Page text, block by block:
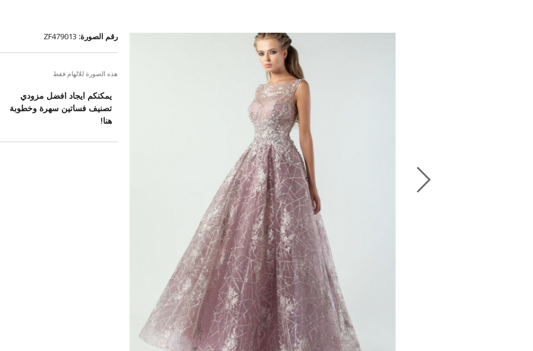
رقم الصورة:
هذه الصورة للالهام فقط
يمكنكم ايجاد افضل مزودي
تصنيف فساتين سهرة وخطوبة
هنا!